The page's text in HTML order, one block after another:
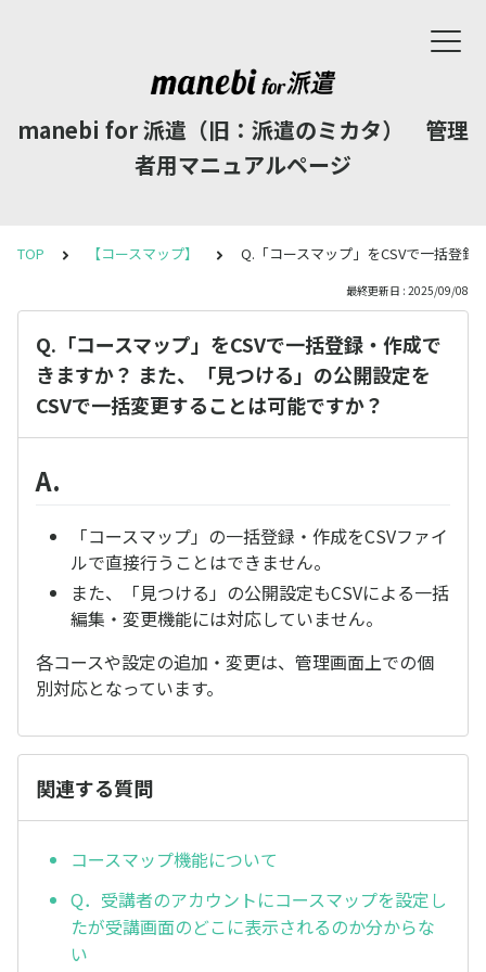
manebi for 派遣（旧：派遣のミカタ） 管理
者用マニュアルページ
TOP 【コースマップ】 Q.「コースマップ」をCSVで一括登
最終更新日 : 2025/09/08
Q.「コースマップ」をCSVで一括登録・作成で
きますか？ また、「見つける」の公開設定を
CSVで一括変更することは可能ですか？
A.
「コースマップ」の一括登録・作成をCSVファイ
ルで直接行うことはできません。
また、「見つける」の公開設定もCSVによる一括
編集・変更機能には対応していません。
各コースや設定の追加・変更は、管理画面上での個
別対応となっています。
関連する質問
コースマップ機能について
Q．受講者のアカウントにコースマップを設定し
たが受講画面のどこに表示されるのか分からな
い